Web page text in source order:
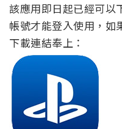
該應用即日起已經可
帳號才能登入使用，如
下載連結奉上：